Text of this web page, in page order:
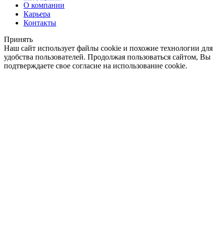
О компании
Карьера
Контакты
Принять
Наш сайт использует файлы cookie и похожие технологии для
удобства пользователей. Продолжая пользоваться сайтом, Вы
подтверждаете свое согласие на использование cookie.